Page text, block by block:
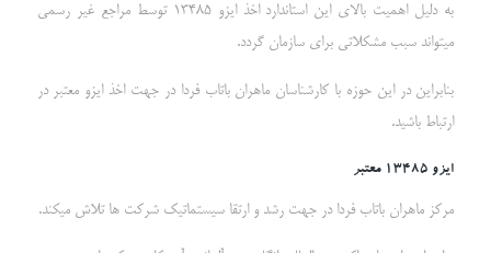
به دلیل اهمیت بالای این استاندارد اخذ ایزو 13485 توسط مراجع غیر رسمی
میتواند سبب مشکلاتی برای سازمان گردد.
بنابراین در این حوزه با کارشناسان ماهران باتاب فردا در جهت اخذ ایزو معتبر در
ارتباط باشید.
ایزو 13485 معتبر
مرکز ماهران باتاب فردا در جهت رشد و ارتقا سیستماتیک شرکت ها تلاش میکند.